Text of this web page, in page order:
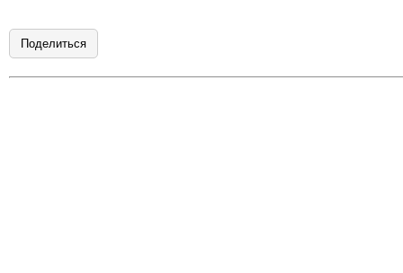
Поделиться